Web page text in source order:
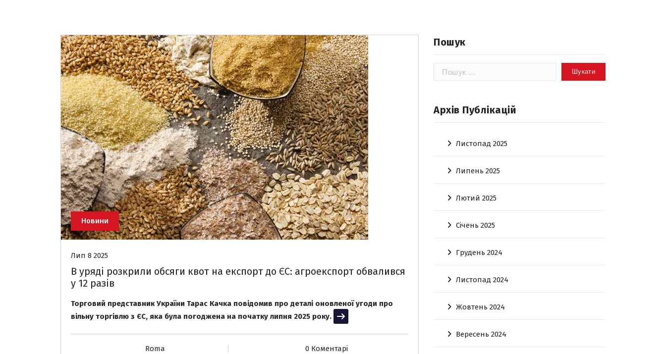
Новини
Лип 8 2025
В уряді розкрили обсяги квот на експорт до ЄС: агроекспорт обвалився
у 12 разів
Торговий представник України Тарас Качка повідомив про деталі оновленої угоди про
вільну торгівлю з ЄС, яка була погоджена на початку липня 2025 року.
Читати далі
Roma 0 Коментарі
Пошук
Пошук:
Архів Публікацій
Листопад 2025
Липень 2025
Лютий 2025
Січень 2025
Грудень 2024
Листопад 2024
Жовтень 2024
Вересень 2024